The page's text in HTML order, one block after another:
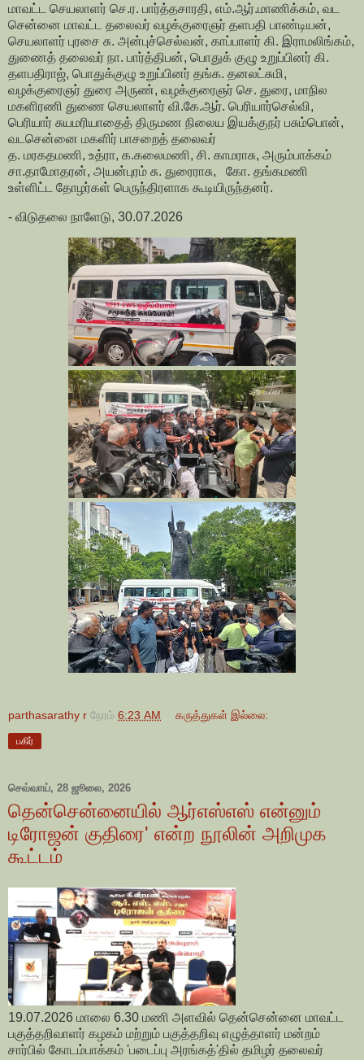
மாவட்ட செயலாளர் செ.ர. பார்த்தசாரதி, எம்.ஆர்.மாணிக்கம், வட
சென்னை மாவட்ட தலைவர் வழக்குரைஞர் தளபதி பாண்டியன்,
செயலாளர் புரசை சு. அன்புச்செல்வன், காப்பாளர் கி. இராமலிங்கம்,
துணைத் தலைவர் நா. பார்த்திபன், பொதுக் குழு உறுப்பினர் கி.
தளபதிராஜ், பொதுக்குழு உறுப்பினர் தங்க. தனலட்சுமி,
வழக்குரைஞர் துரை அருண், வழக்குரைஞர் செ. துரை, மாநில
மகளிரணி துணை செயலாளர் வி.கே.ஆர். பெரியார்செல்வி,
பெரியார் சுயமரியாதைத் திருமண நிலைய இயக்குநர் பசும்பொன்,
வடசென்னை மகளிர் பாசறைத் தலைவர்
த. மரகதமணி, உத்ரா, க.கலைமணி, சி. காமராசு, அரும்பாக்கம்
சா.தாமோதரன், அயன்புரம் சு. துரைராசு, கோ. தங்கமணி
உள்ளிட்ட தோழர்கள் பெருந்திரளாக கூடியிருந்தனர்.
- விடுதலை நாளேடு, 30.07.2026
parthasarathy r நேரம் 6:23 AM கருத்துகள் இல்லை:
பகிர்
செவ்வாய், 28 ஜூலை, 2026
தென்சென்னையில் ஆர்எஸ்எஸ் என்னும்
டிரோஜன் குதிரை' என்ற நூலின் அறிமுக
கூட்டம்
19.07.2026 மாலை 6.30 மணி அளவில் தென்சென்னை மாவட்ட
பகுத்தறிவாளர் கழகம் மற்றும் பகுத்தறிவு எழுத்தாளர் மன்றம்
சார்பில் கோடம்பாக்கம் 'படைப்பு அரங்கத்'தில் தமிழர் தலைவர்